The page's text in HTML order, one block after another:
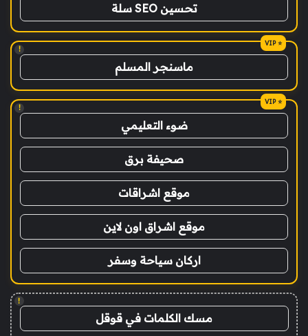
تحسين SEO سلة
!
ماسنجر المسلم
!
ضوء التعليمي
صحيفة برق
موقع اشراقات
موقع اشراق اون لاين
اركان سياحة وسفر
!
مسك الكلمات في قوقل